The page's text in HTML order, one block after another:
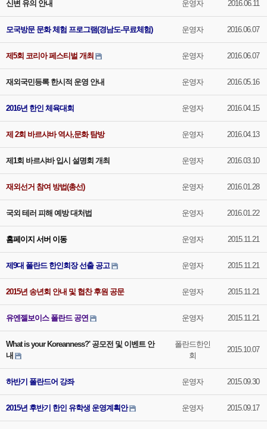
신변 유의 안내 운영자 2016.06.11
모국방문 문화 체험 프로그램(경남도-무료체험) 운영자 2016.06.07
제5회 코리아 페스티벌 개최 운영자 2016.06.07
재외국민등록 한시적 운영 안내 운영자 2016.05.16
2016년 한인 체육대회 운영자 2016.04.15
제 2회 바르샤바 역사,문화 탐방 운영자 2016.04.13
제1회 바르샤바 입시 설명회 개최 운영자 2016.03.10
재외선거 참여 방법(총선) 운영자 2016.01.28
국외 테러 피해 예방 대처법 운영자 2016.01.22
홈페이지 서버 이동 운영자 2015.11.21
제9대 폴란드 한인회장 선출 공고 운영자 2015.11.21
2015년 송년회 안내 및 협찬 후원 공문 운영자 2015.11.21
유엔젤보이스 폴란드 공연 운영자 2015.11.21
What is your Koreanness?' 공모전 및 이벤트 안
내
폴란드한인
회
2015.10.07
하반기 폴란드어 강좌 운영자 2015.09.30
2015년 후반기 한인 유학생 운영계획안 운영자 2015.09.17